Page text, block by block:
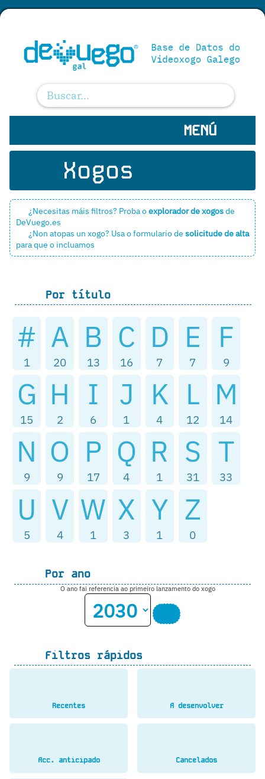
MENÚ
Xogos
¿Necesitas máis filtros? Proba oexplorador de xogosde
DeVuego.es
¿Non atopas un xogo? Usa o formulario de solicitude de alta
para que o incluamos
Por título
#
1
A
20
B
13
C
16
D
7
E
7
F
9
G
15
H
2
I
6
J
1
K
4
L
12
M
14
N
9
O
9
P
17
Q
4
R
1
S
31
T
33
U
5
V
4
W
1
X
3
Y
1
Z
0
Por ano
O ano fai referencia ao primeiro lanzamento do xogo
Filtros rápidos
Recentes A desenvolver
Acc. anticipado Cancelados